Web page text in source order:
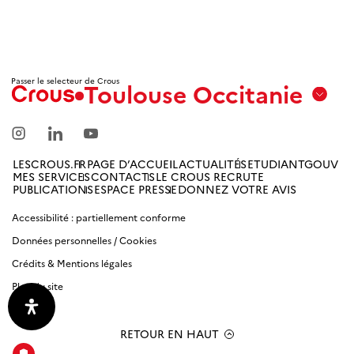
Passer le selecteur de CrousToulouse Occitanie
Marseille
Amiens
Antilles
Guyane
Bordeaux-
Aquitaine
LESCROUS.FRPAGE D’ACCUEILACTUALITÉSETUDIANTGOUV
MES SERVICESCONTACTSLE CROUS RECRUTE
PUBLICATIONSESPACE PRESSEDONNEZ VOTRE AVIS
Accessibilité : partiellement conforme
Données personnelles / Cookies
Crédits & Mentions légales
Plan du site
RETOUR EN HAUT